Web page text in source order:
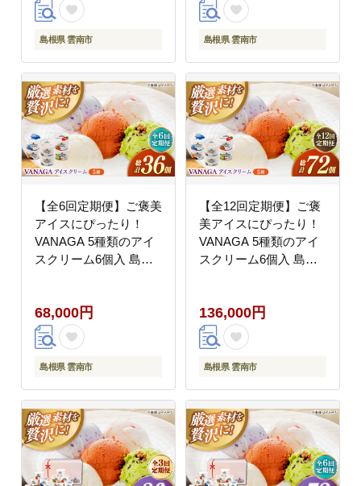
島根県 雲南市 島根県 雲南市
【全6回定期便】ご褒美
アイスにぴったり！
VANAGA 5種類のアイ
スクリーム6個入 島根
68,000円
島根県 雲南市
【全12回定期便】ご褒
美アイスにぴったり！
VANAGA 5種類のアイ
スクリーム6個入 島根
136,000円
島根県 雲南市